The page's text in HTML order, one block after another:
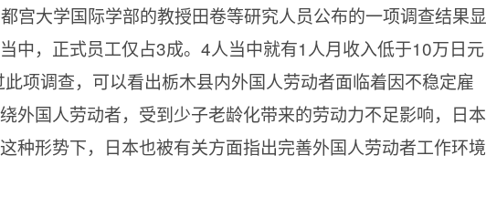
宫大学国际学部的教授田卷等研究人员公布的一项调查结果显
中，正式员工仅占3成。4人当中就有1人月收入低于10万日元
此项调查，可以看出栃木县内外国人劳动者面临着因不稳定雇
外国人劳动者，受到少子老龄化带来的劳动力不足影响，日本
种形势下，日本也被有关方面指出完善外国人劳动者工作环境